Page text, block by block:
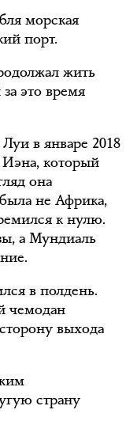
морская
порт.
жить
это время
в январе 2018
Иэна, который
она
не Африка,
к нулю.
а Мундиаль
в полдень.
чемодан
выхода
страну